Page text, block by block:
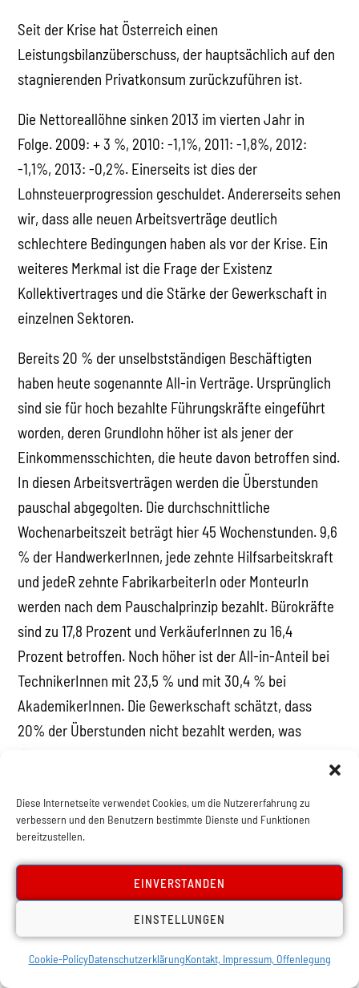
Diese Internetseite verwendet Cookies, um die Nutzererfahrung zu
verbessern und den Benutzern bestimmte Dienste und Funktionen
bereitzustellen.
EINVERSTANDEN
EINSTELLUNGEN
Cookie-PolicyDatenschutzerklärungKontakt, Impressum, Offenlegung
Seit der Krise hat Österreich einen
Leistungsbilanzüberschuss, der hauptsächlich auf den
stagnierenden Privatkonsum zurückzuführen ist.
Die Nettoreallöhne sinken 2013 im vierten Jahr in
Folge. 2009: + 3 %, 2010: -1,1%, 2011: -1,8%, 2012:
-1,1%, 2013: -0,2%. Einerseits ist dies der
Lohnsteuerprogression geschuldet. Andererseits sehen
wir, dass alle neuen Arbeitsverträge deutlich
schlechtere Bedingungen haben als vor der Krise. Ein
weiteres Merkmal ist die Frage der Existenz
Kollektivertrages und die Stärke der Gewerkschaft in
einzelnen Sektoren.
Bereits 20 % der unselbstständigen Beschäftigten
haben heute sogenannte All-in Verträge. Ursprünglich
sind sie für hoch bezahlte Führungskräfte eingeführt
worden, deren Grundlohn höher ist als jener der
Einkommensschichten, die heute davon betroffen sind.
In diesen Arbeitsverträgen werden die Überstunden
pauschal abgegolten. Die durchschnittliche
Wochenarbeitszeit beträgt hier 45 Wochenstunden. 9,6
% der HandwerkerInnen, jede zehnte Hilfsarbeitskraft
und jedeR zehnte FabrikarbeiterIn oder MonteurIn
werden nach dem Pauschalprinzip bezahlt. Bürokräfte
sind zu 17,8 Prozent und VerkäuferInnen zu 16,4
Prozent betroffen. Noch höher ist der All-in-Anteil bei
TechnikerInnen mit 23,5 % und mit 30,4 % bei
AkademikerInnen. Die Gewerkschaft schätzt, dass
20% der Überstunden nicht bezahlt werden, was
jährlich 70 Mio. Arbeitsstunden entspricht. Dies deutet
einem Zeitschuldverhältnis (der Arbeitnehmer schuldet
dem Arbeitgeber Arbeitszeit, über deren Nutzung er
Zielschuldverhältnis (der Arbeitnehmer schuldet dem
Arbeitgeber ein bestimmtes Ergebnis bzw. Produkt)
hin. Karl Marx bezeichnete diese Art der Entlohnung als
„die der kapitalistischen Produktionsweise